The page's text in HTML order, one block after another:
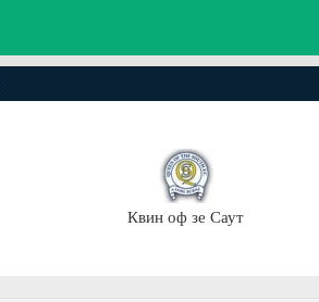
Квин оф зе Саут